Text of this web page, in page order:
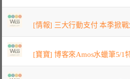
[情報] 三大行動支付 本季掀戰
[寶寶] 博客來Amos水蠟筆5/1